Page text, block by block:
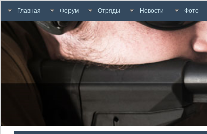
Главная Форум Отряды Новости Фото